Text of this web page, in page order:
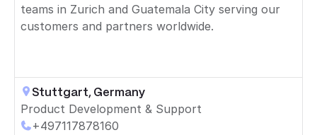
teams in Zurich and Guatemala City serving our
customers and partners worldwide.
Stuttgart, Germany
Product Development & Support
+497117878160